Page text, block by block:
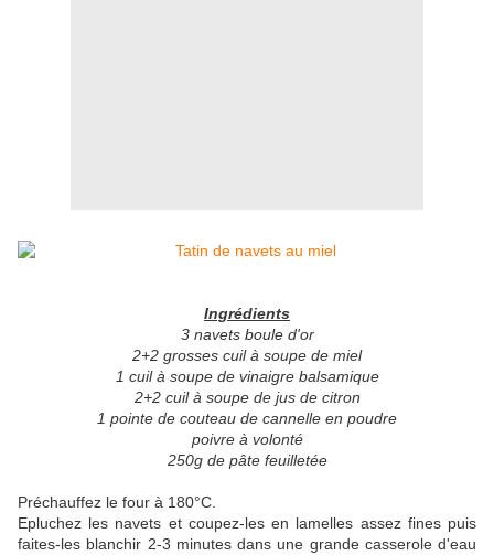
Ingrédients
3 navets boule d'or
2+2 grosses cuil à soupe de miel
1 cuil à soupe de vinaigre balsamique
2+2 cuil à soupe de jus de citron
1 pointe de couteau de cannelle en poudre
poivre à volonté
250g de pâte feuilletée
Préchauffez le four à 180°C.
Epluchez les navets et coupez-les en lamelles assez fines puis
faites-les blanchir 2-3 minutes dans une grande casserole d'eau